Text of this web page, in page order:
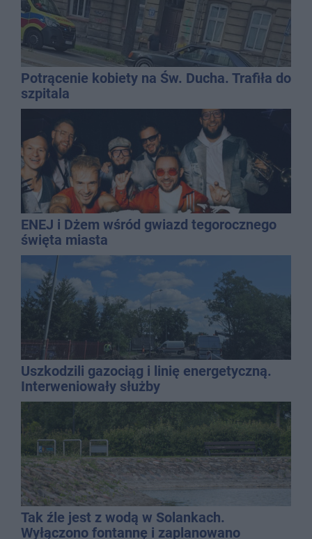
Potrącenie kobiety na Św. Ducha. Trafiła do
szpitala
ENEJ i Dżem wśród gwiazd tegorocznego
święta miasta
Uszkodzili gazociąg i linię energetyczną.
Interweniowały służby
Tak źle jest z wodą w Solankach.
Wyłączono fontannę i zaplanowano